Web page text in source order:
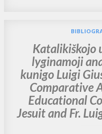
Katalikiškojo
lyginamoji
kunigo Luigi
Comparative
Educational
Jesuit and Fr.